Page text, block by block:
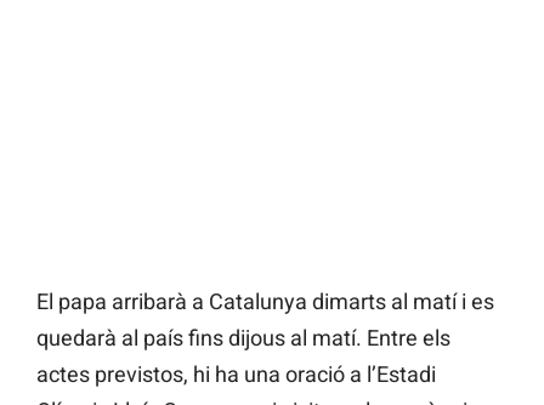
El papa arribarà a Catalunya dimarts al matí i es
quedarà al país fins dijous al matí. Entre els
actes previstos, hi ha una oració a l’Estadi